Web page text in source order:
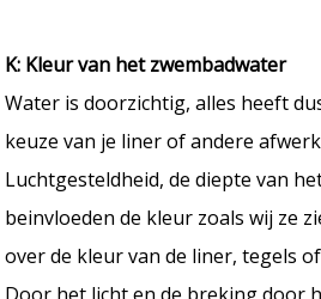
K: Kleur van het zwembadwater
Water is doorzichtig, alles heeft
keuze van je liner of andere
Luchtgesteldheid, de diepte van
beinvloeden de kleur zoals wij ze
over de kleur van de liner, tegels